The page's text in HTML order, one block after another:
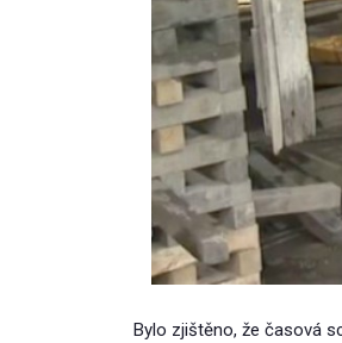
Bylo zjištěno, že časová